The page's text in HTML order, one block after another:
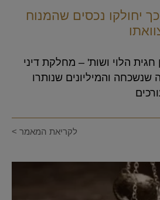
יחולקו נכסים שהמנוח
הלוי ושות' – מחלקת דיני
והמיליונים שנותרו
לקריאת המאמר >